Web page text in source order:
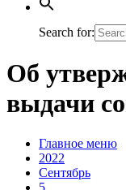
Search for:
Об
выдачи
Главное меню
2022
Сентябрь
5